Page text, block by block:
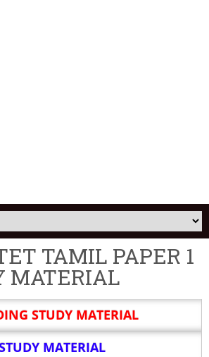
TAMIL PAPER 1
MATERIAL
STUDY MATERIAL
MATERIAL